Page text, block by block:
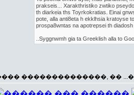
prakseis... Xarakthristiko zwtiko
th diarkeia ths Toyrkokratias. Einai
pote, alla anti8eta h ekklhsia kratoyse
prospa8wntas na apotrepsei th
..Syggnwmh gia ta Greeklish alla to
��������������, ��